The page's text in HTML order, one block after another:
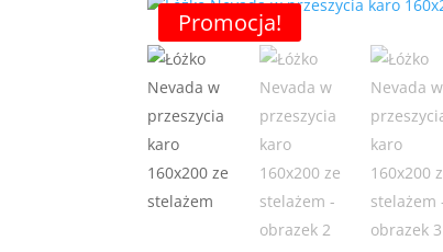
Promocja!